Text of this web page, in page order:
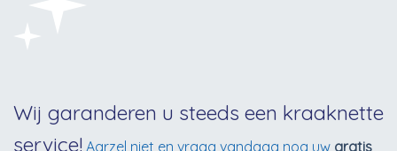
Wij garanderen u steeds een kraaknette
service! Aarzel niet en vraag vandaag nog uw gratis